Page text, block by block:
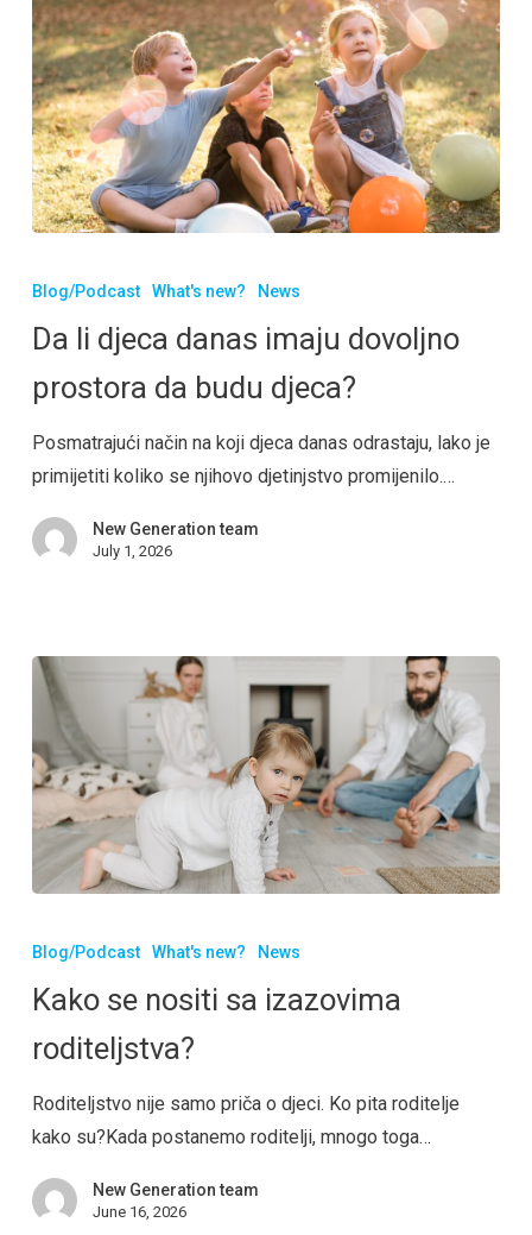
Blog/Podcast What's new? News
Da li djeca danas imaju dovoljno
prostora da budu djeca?
Posmatrajući način na koji djeca danas odrastaju, lako je
primijetiti koliko se njihovo djetinjstvo promijenilo.…
New Generation team
July 1, 2026
Blog/Podcast What's new? News
Kako se nositi sa izazovima
roditeljstva?
Roditeljstvo nije samo priča o djeci. Ko pita roditelje
kako su?Kada postanemo roditelji, mnogo toga…
New Generation team
June 16, 2026